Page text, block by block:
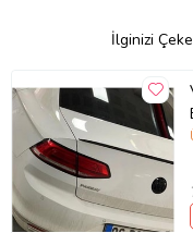
İlginizi